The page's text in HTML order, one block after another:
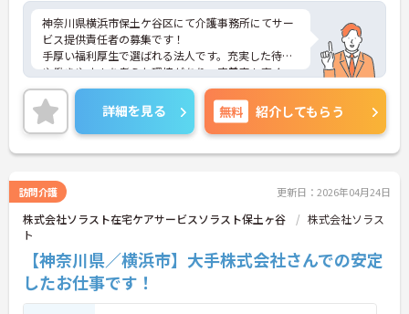
神奈川県横浜市保土ケ谷区にて介護事務所にてサー
ビス提供責任者の募集です！
手厚い福利厚生で選ばれる法人です。充実した待遇
や働きやすさを考えた環境があり、定着率も高く、
勤続年数10年以上の社員が多数活躍しています。リ
フレッシュ休暇や1時間単位の有給も職員がお互い
に協力しあってこの制度を活用しています。働きや
すい環境を皆で作ろうという文化がございます。
年間休日120日なのでお休みも多めに加え、残業少
きます◎ご興味ある方には、面接対策ポイントな
ど、さらに詳細をお話しいたしますのでお気軽にご
相談ください！
詳細を見る 無料 紹介してもらう
訪問介護 更新日：2026年04月24日
株式会社ソラスト在宅ケアサービスソラスト保土ヶ谷
株式会社ソラス
ト
【神奈川県／横浜市】大手株式会社さんでの安定
したお仕事です！